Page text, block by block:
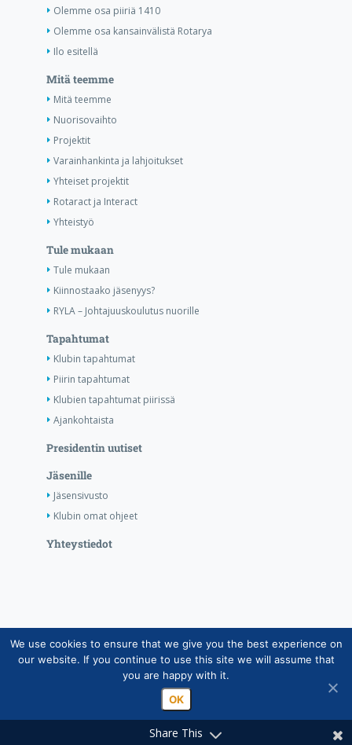
Olemme osa piiriä 1410
Olemme osa kansainvälistä Rotarya
Ilo esitellä
Mitä teemme
Mitä teemme
Nuorisovaihto
Projektit
Varainhankinta ja lahjoitukset
Yhteiset projektit
Rotaract ja Interact
Yhteistyö
Tule mukaan
Tule mukaan
Kiinnostaako jäsenyys?
RYLA – Johtajuuskoulutus nuorille
Tapahtumat
Klubin tapahtumat
Piirin tapahtumat
Klubien tapahtumat piirissä
Ajankohtaista
Presidentin uutiset
Jäsenille
Jäsensivusto
Klubin omat ohjeet
Yhteystiedot
Copyright © Suomen Rotarypalvelu ry 2026 |
Jäsentietojärjestelmän tietosuojaseloste| Henkilötietojen
käsittely Rotarytoiminnassa
Share This
We use cookies to ensure that we give you the best experience on
our website. If you continue to use this site we will assume that
you are happy with it.
OK